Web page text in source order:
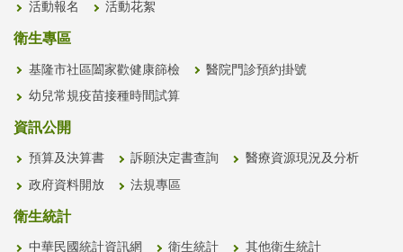
活動報名 活動花絮
衛生專區
基隆市社區闔家歡健康篩檢 醫院門診預約掛號
幼兒常規疫苗接種時間試算
資訊公開
預算及決算書 訴願決定書查詢 醫療資源現況及分析
政府資料開放 法規專區
衛生統計
中華民國統計資訊網 衛生統計 其他衛生統計